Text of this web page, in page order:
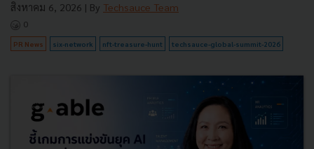
สิงหาคม 6, 2026 | By Techsauce Team
0
PR News six-network nft-treasure-hunt techsauce-global-summit-2026